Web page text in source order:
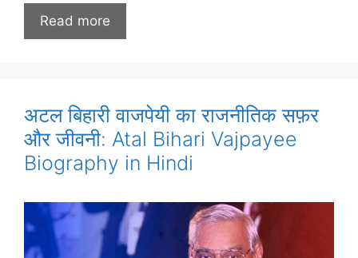
Read more
अटल बिहारी वाजपेयी का राजनीतिक सफ़र
और जीवनी: Atal Bihari Vajpayee
Biography in Hindi